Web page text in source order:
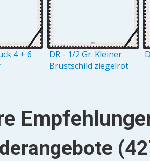
4 + 6
DR - 1/2 Gr. Kleiner
Brustschild ziegelrot